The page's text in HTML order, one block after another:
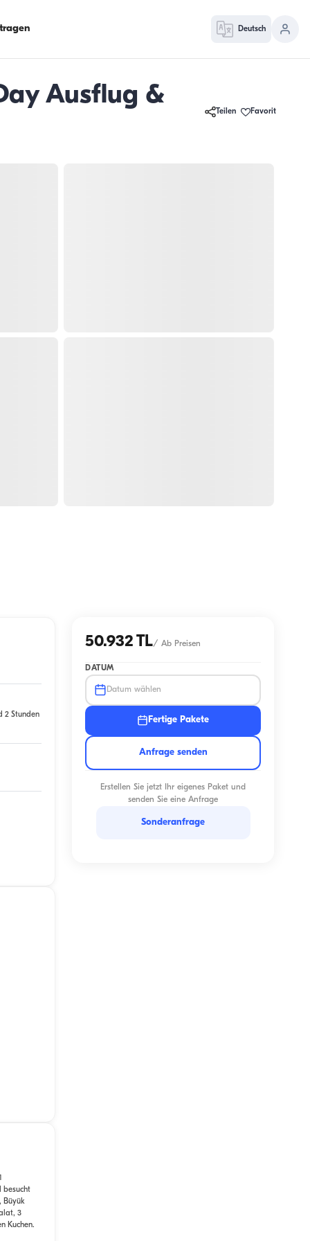
Deutsch
Ausflug &
Teilen Favorit
2 Stunden
besucht
Büyük
3
Kuchen.
50.932 TL/ Ab Preisen
DATUM
Datum wählen
Fertige Pakete
Anfrage senden
Erstellen Sie jetzt Ihr eigenes Paket und
senden Sie eine Anfrage
Sonderanfrage